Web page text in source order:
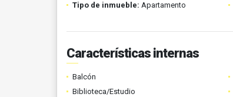
Tipo de inmueble: Apartamento
Características internas
Balcón
Biblioteca/Estudio